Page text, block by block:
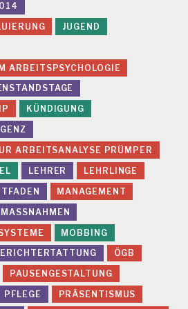
JUGEND
ARBEITSPSYCHOLOGIE
KÜNDIGUNG
ARBEITSANALYSE PRÜMPER
LEHRER
LEHRLINGE
MANAGEMENT
MASSNAHMEN
MOBBING
ÖGB
PAUSENGESTALTUNG
PFLEGE
PRÄSENTISMUS